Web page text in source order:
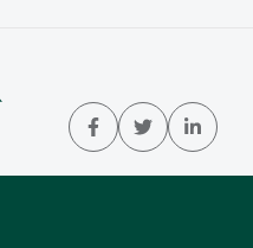
Partager
Tweet